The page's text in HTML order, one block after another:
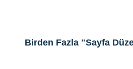
Birden Fazla "Sayfa